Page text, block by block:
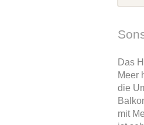
Das
Meer
die
mit